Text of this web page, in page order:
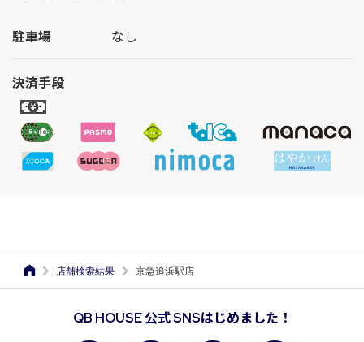
店舗検索結果 京急追浜駅店
駐車場 なし
決済手段
QB HOUSE 公式 SNSはじめました！